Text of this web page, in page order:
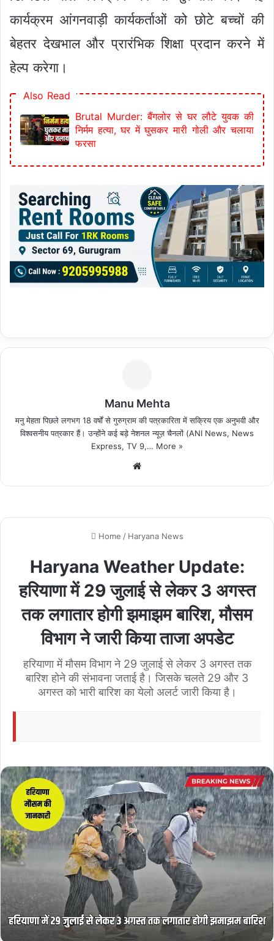
कार्यक्रम आंगनवाड़ी कार्यकर्ताओं को छोटे बच्चों की
बेहतर देखभाल और प्रारंभिक शिक्षा प्रदान करने में
हेल्प करेगा।
Also Read
Brutal Murder: बैंगलोर से घर लौटे युवक की
निर्मम हत्या, घर में घुसकर मारी गोली और चलाया
फरसा
Manu Mehta
मनु मेहता पिछले लगभग 18 वर्षों से गुरुग्राम की पत्रकारिता में सक्रिय एक अनुभवी और
विश्वसनीय पत्रकार हैं। उन्होंने कई बड़े नेशनल न्यूज़ चैनलों (ANI News, News
Express, TV 9,… More »